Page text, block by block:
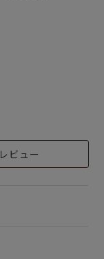
レビュー